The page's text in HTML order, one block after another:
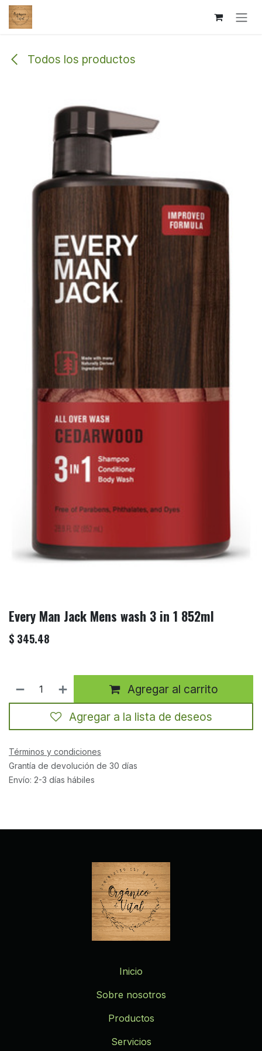
Ir al contenido
Todos los productos
Every Man Jack Mens wash 3 in 1 852ml
$ 345.48
Agregar al carrito
Agregar a la lista de deseos
Términos y condiciones
Grantía de devolución de 30 días
Envío: 2-3 días hábiles
Inicio
Sobre nosotros
Productos
Servicios